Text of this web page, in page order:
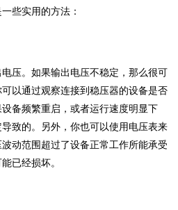
些实用的方法：
压。如果输出电压不稳定，那么很可
以通过观察连接到稳压器的设备是否
备频繁重启，或者运行速度明显下
致的。另外，你也可以使用电压表来
动范围超过了设备正常工作所能承受
已经损坏。